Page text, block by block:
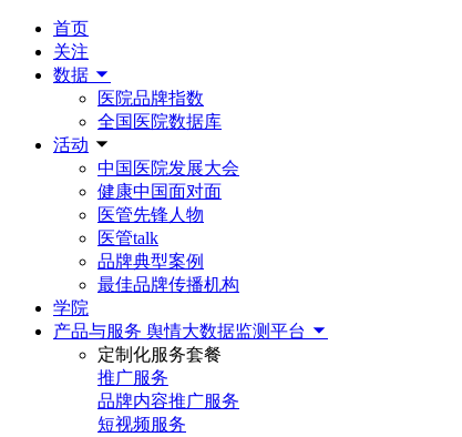
首页
关注
数据
医院品牌指数
全国医院数据库
活动
中国医院发展大会
健康中国面对面
医管先锋人物
医管talk
品牌典型案例
最佳品牌传播机构
学院
产品与服务 舆情大数据监测平台
定制化服务套餐
推广服务
品牌内容推广服务
短视频服务